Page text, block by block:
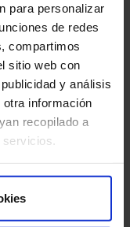
para personalizar
de redes
compartimos
sitio web con
y análisis
información
recopilado a
servicios.
cualquier
en
de
en cada
hay casos en los
el objetivo es
posible la calidad